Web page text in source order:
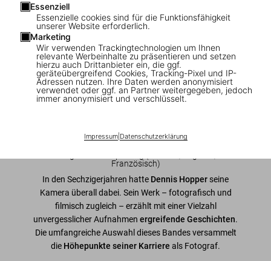
Essenziell
Essenzielle cookies sind für die Funktionsfähigkeit
unserer Website erforderlich.
Marketing
Wir verwenden Trackingtechnologien um Ihnen
relevante Werbeinhalte zu präsentieren und setzen
hierzu auch Drittanbieter ein, die ggf.
geräteübergreifend Cookies, Tracking-Pixel und IP-
Adressen nutzen. Ihre Daten werden anonymisiert
verwendet oder ggf. an Partner weitergegeben, jedoch
immer anonymisiert und verschlüsselt.
Impressum| Datenschutzerklärung
SOLD OUT
Dennis Hopper. Photographs 1961–1967
US$ 3.000
Diese Ausgabe ist ausverkauft. Gelegentlich werden jedoch
wieder Exemplare verfügbar. Bitte tragen Sie sich in unsere
Jetzt registrieren
Französisch)
In den Sechzigerjahren hatte Dennis Hopper seine
Kamera überall dabei. Sein Werk – fotografisch und
filmisch zugleich – erzählt mit einer Vielzahl
unvergesslicher Aufnahmen ergreifende Geschichten.
Die umfangreiche Auswahl dieses Bandes versammelt
die Höhepunkte seiner Karriere als Fotograf.